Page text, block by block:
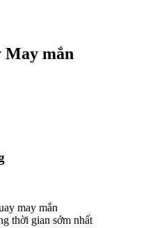
May mắn
may mắn
thời gian sớm nhất